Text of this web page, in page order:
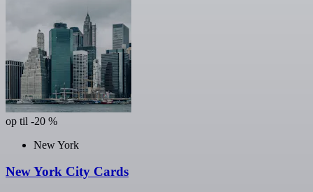
op til -20 %
New York
New York City Cards